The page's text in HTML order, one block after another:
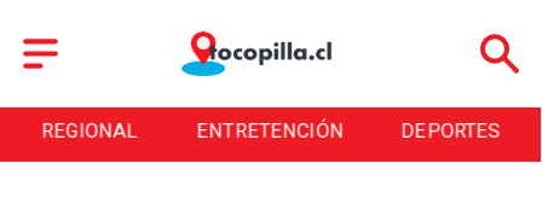
ENTRETENCIÓN DEPORTES CULTURA